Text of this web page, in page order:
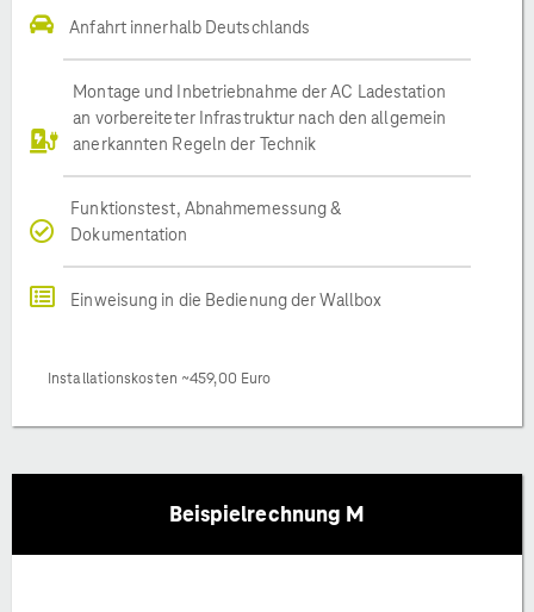
Anfahrt innerhalb Deutschlands
Montage und Inbetriebnahme der AC Ladestation
an vorbereiteter Infrastruktur nach den allgemein
anerkannten Regeln der Technik
Funktionstest, Abnahmemessung &
Dokumentation
Einweisung in die Bedienung der Wallbox
Installationskosten ~459,00 Euro
Beispielrechnung M